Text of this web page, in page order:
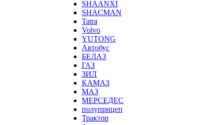
SHAANXI
SHACMAN
Tatra
Volvo
YUTONG
Автобус
БЕЛАЗ
ГАЗ
ЗИЛ
КАМАЗ
МАЗ
МЕРСЕДЕС
полуприцеп
Трактор